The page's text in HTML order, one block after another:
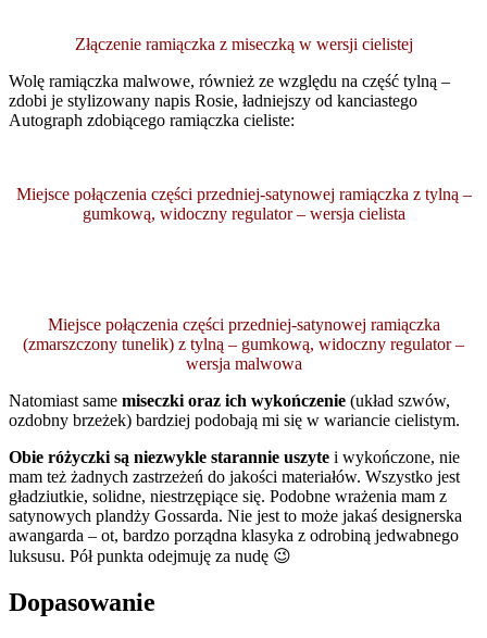
Złączenie ramiączka z miseczką w wersji cielistej
Wolę ramiączka malwowe, również ze względu na część tylną –
zdobi je stylizowany napis Rosie, ładniejszy od kanciastego
Autograph zdobiącego ramiączka cieliste:
Miejsce połączenia części przedniej-satynowej ramiączka z tylną –
gumkową, widoczny regulator – wersja cielista
Miejsce połączenia części przedniej-satynowej ramiączka
(zmarszczony tunelik) z tylną – gumkową, widoczny regulator –
wersja malwowa
Natomiast same miseczki oraz ich wykończenie (układ szwów,
ozdobny brzeżek) bardziej podobają mi się w wariancie cielistym.
Obie różyczki są niezwykle starannie uszyte i wykończone, nie
mam też żadnych zastrzeżeń do jakości materiałów. Wszystko jest
gładziutkie, solidne, niestrzępiące się. Podobne wrażenia mam z
satynowych plandży Gossarda. Nie jest to może jakaś designerska
awangarda – ot, bardzo porządna klasyka z odrobiną jedwabnego
luksusu. Pół punkta odejmuję za nudę 😉
Dopasowanie